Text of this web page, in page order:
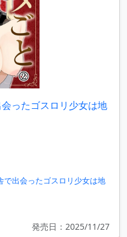
ったゴスロリ少女は地
で出会ったゴスロリ少女は地
発売日：2025/11/27